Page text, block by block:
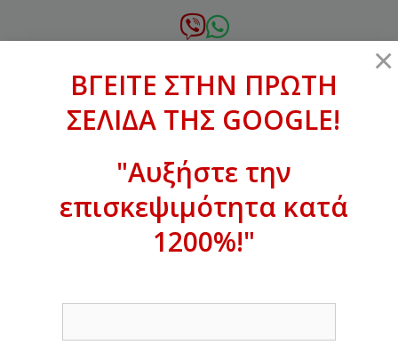
σε
xanthogenous@gmail.com
ΒΓΕΙΤΕ ΣΤΗΝ ΠΡΩΤΗ ΣΕΛΙΔΑ ΤΗΣ
GOOGLE!
×
ΒΓΕΙΤΕ ΣΤΗΝ ΠΡΩΤΗ
ΣΕΛΙΔΑ ΤΗΣ GOOGLE!
"Αυξήστε την
επισκεψιμότητα κατά
1200%!"